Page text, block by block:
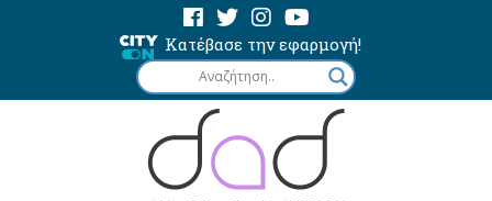
Κατέβασε την εφαρμογή!